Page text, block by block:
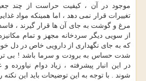
موجود در آن ، کیفیت حراست از چند
تغییرات قرار نمی دهد ، اما همینکه مواد
مرغ و گوشت به جای آن ها قرار گیرند ،
از سویی دیگر سردخانه مجهز و تمام
که به جای نگهداری از دارویی خاص در دل
شدت حساس به برودت و سرما باشد ! بی
در این انبار پیشرفته ، زیاد دوام نیاورده
شوند . با توجه به این توضیحات باید این نکته